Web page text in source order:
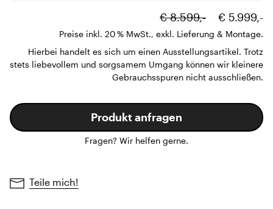
€ 8.599,- € 5.999,-
Preise inkl. 20 % MwSt., exkl. Lieferung & Montage.
Hierbei handelt es sich um einen Ausstellungsartikel. Trotz
stets liebevollem und sorgsamem Umgang können wir kleinere
Gebrauchsspuren nicht ausschließen.
Produkt anfragen
Fragen? Wir helfen gerne.
Teile mich!